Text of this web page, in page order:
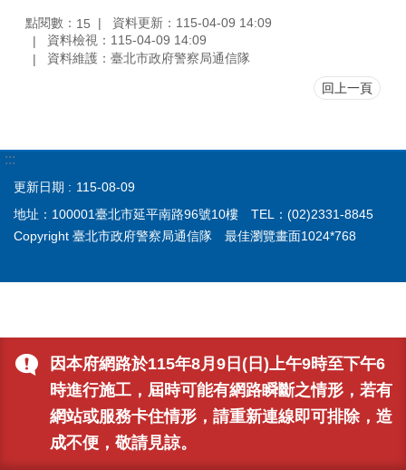
因本府網路於115年8月9日(日)上午9時至下午6
時進行施工，屆時可能有網路瞬斷之情形，若有
網站或服務卡住情形，請重新連線即可排除，造
成不便，敬請見諒。
點閱數： 15
資料更新：115-04-09 14:09
資料檢視：115-04-09 14:09
資料維護：臺北市政府警察局通信隊
回上一頁
:::
更新日期
115-08-09
地址：100001臺北市延平南路96號10樓 TEL：(02)2331-8845
Copyright 臺北市政府警察局通信隊 最佳瀏覽畫面1024*768